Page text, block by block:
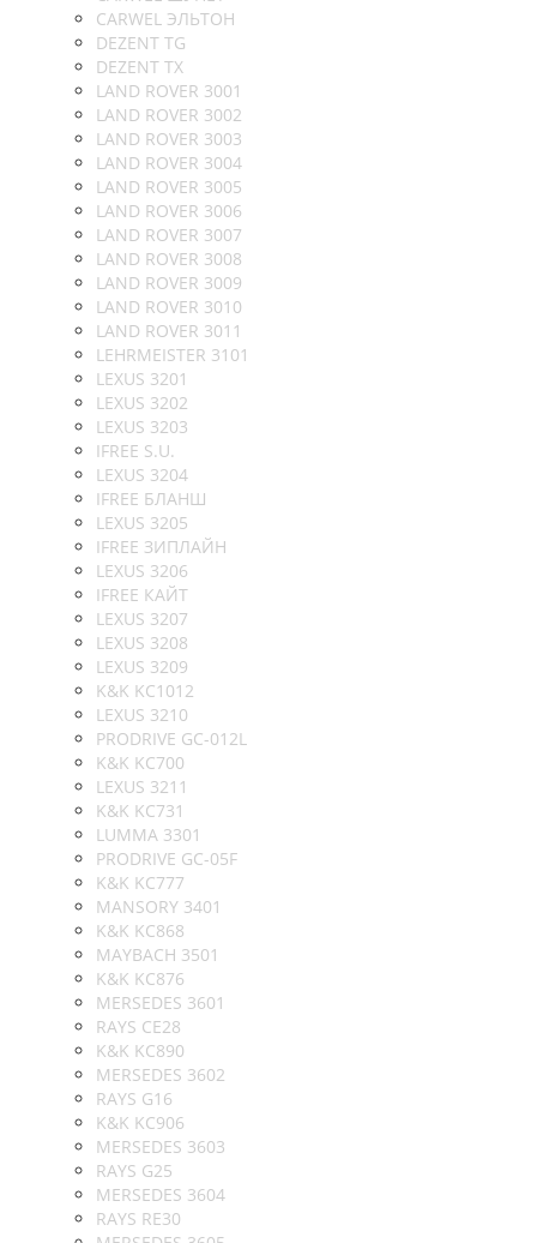
CARWEL ЭЛЬТОН
DEZENT TG
DEZENT TX
LAND ROVER 3001
LAND ROVER 3002
LAND ROVER 3003
LAND ROVER 3004
LAND ROVER 3005
LAND ROVER 3006
LAND ROVER 3007
LAND ROVER 3008
LAND ROVER 3009
LAND ROVER 3010
LAND ROVER 3011
LEHRMEISTER 3101
LEXUS 3201
LEXUS 3202
LEXUS 3203
IFREE S.U.
LEXUS 3204
IFREE БЛАНШ
LEXUS 3205
IFREE ЗИПЛАЙН
LEXUS 3206
IFREE КАЙТ
LEXUS 3207
LEXUS 3208
LEXUS 3209
K&K KC1012
LEXUS 3210
PRODRIVE GC-012L
K&K KC700
LEXUS 3211
K&K KC731
LUMMA 3301
PRODRIVE GC-05F
K&K KC777
MANSORY 3401
K&K KC868
MAYBACH 3501
K&K KC876
MERSEDES 3601
RAYS CE28
K&K KC890
MERSEDES 3602
RAYS G16
K&K KC906
MERSEDES 3603
RAYS G25
MERSEDES 3604
RAYS RE30